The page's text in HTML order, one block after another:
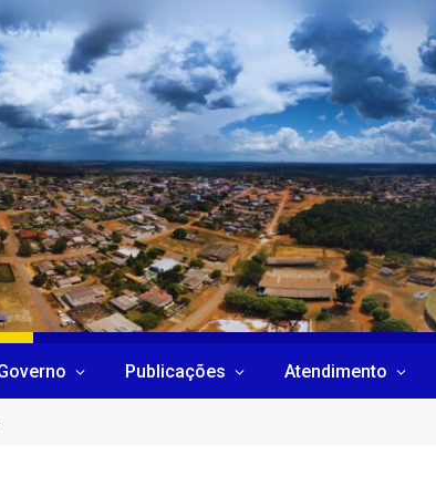
Publicações Atendimento